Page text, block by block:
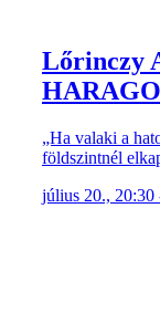
Lőrinczy
„Ha valaki a
földszintnél
július 20., 20:30